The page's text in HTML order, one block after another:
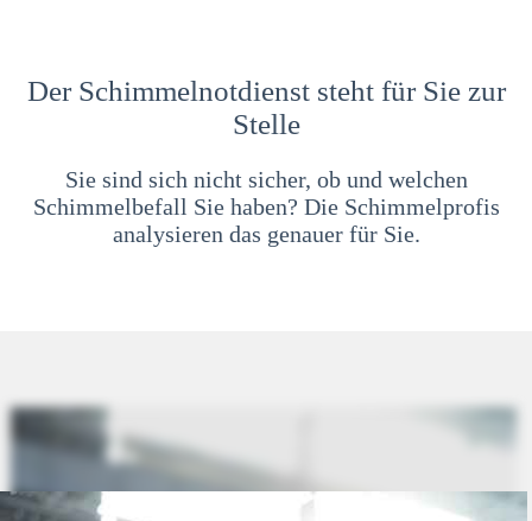
Der Schimmelnotdienst steht für Sie zur
Stelle
Sie sind sich nicht sicher, ob und welchen
Schimmelbefall Sie haben? Die Schimmelprofis
analysieren das genauer für Sie.